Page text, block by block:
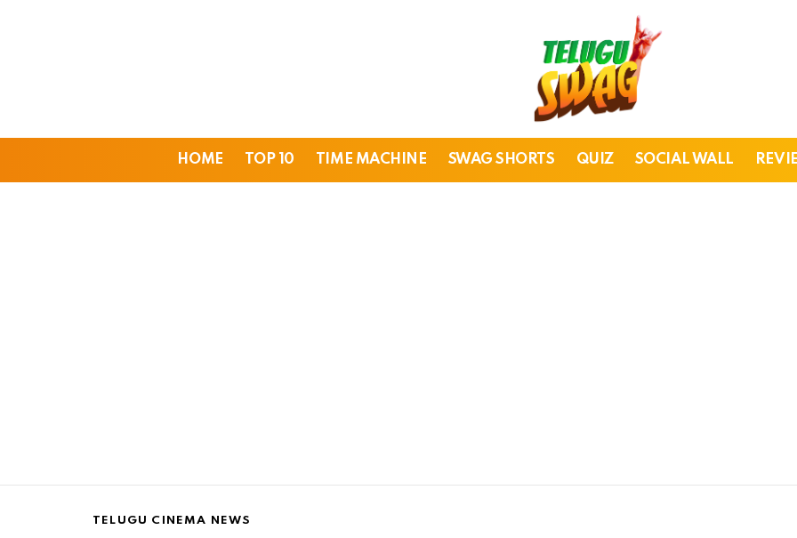
HOME TOP 10 TIME MACHINE SWAG SHORTS QUIZ SOCIAL WALL
TELUGU CINEMA NEWS